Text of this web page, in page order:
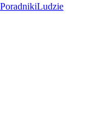
PoradnikiLudzie